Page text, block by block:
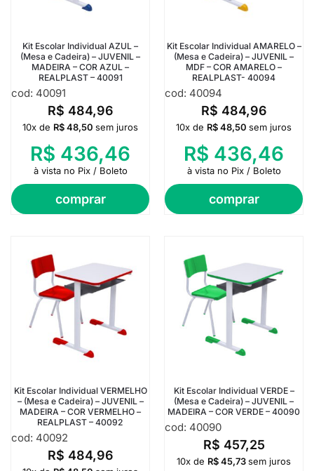
Kit Escolar Individual AZUL –
(Mesa e Cadeira) – JUVENIL –
MADEIRA – COR AZUL –
REALPLAST – 40091
cod: 40091
R$ 484,96
comprar
10x de R$48,50 sem juros
R$ 436,46
à vista no Pix / Boleto
Kit Escolar Individual AMARELO –
(Mesa e Cadeira) – JUVENIL –
MDF – COR AMARELO –
REALPLAST- 40094
cod: 40094
R$ 484,96
comprar
10x de R$48,50 sem juros
R$ 436,46
à vista no Pix / Boleto
Kit Escolar Individual VERMELHO
– (Mesa e Cadeira) – JUVENIL –
MADEIRA – COR VERMELHO –
REALPLAST – 40092
cod: 40092
R$ 484,96
Kit Escolar Individual VERDE –
(Mesa e Cadeira) – JUVENIL –
MADEIRA – COR VERDE – 40090
cod: 40090
R$ 457,25
10x de R$45,73sem juros